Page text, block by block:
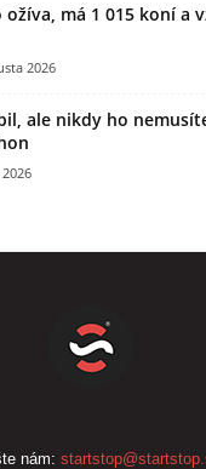
má 1 015 koní a
2026
ale nikdy ho
nám: